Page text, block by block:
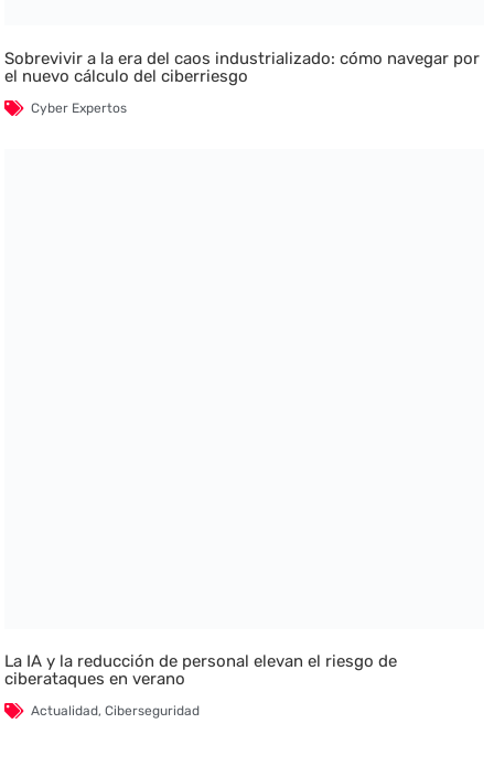
Sobrevivir a la era del caos industrializado: cómo navegar por
el nuevo cálculo del ciberriesgo
Cyber Expertos
La IA y la reducción de personal elevan el riesgo de
ciberataques en verano
Actualidad,Ciberseguridad